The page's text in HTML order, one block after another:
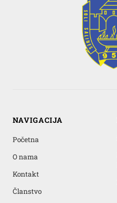
NAVIGACIJA
Početna
O nama
Kontakt
Članstvo